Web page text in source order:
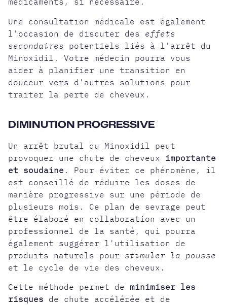
Une consultation médicale est également
l'occasion de discuter des effets
secondaires potentiels liés à l'arrêt du
Minoxidil. Votre médecin pourra vous
aider à planifier une transition en
douceur vers d'autres solutions pour
traiter la perte de cheveux.
DIMINUTION PROGRESSIVE
Un arrêt brutal du Minoxidil peut
provoquer une chute de cheveux importante
et soudaine . Pour éviter ce phénomène, il
est conseillé de réduire les doses de
manière progressive sur une période de
plusieurs mois. Ce plan de sevrage peut
être élaboré en collaboration avec un
professionnel de la santé, qui pourra
également suggérer l'utilisation de
produits naturels pour stimuler la pousse
et le cycle de vie des cheveux.
Cette méthode permet de minimiser les
risques de chute accélérée et de